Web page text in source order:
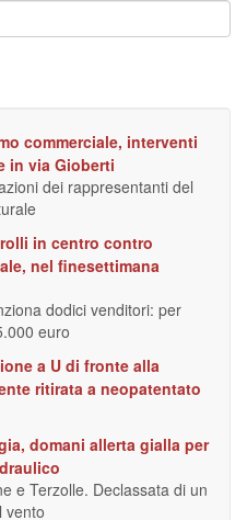
commerciale, interventi
in via Gioberti
dei rappresentanti del
in centro contro
nel finesettimana
dodici venditori: per
euro
a U di fronte alla
ritirata a neopatentato
domani allerta gialla per
e Terzolle. Declassata di un
vento